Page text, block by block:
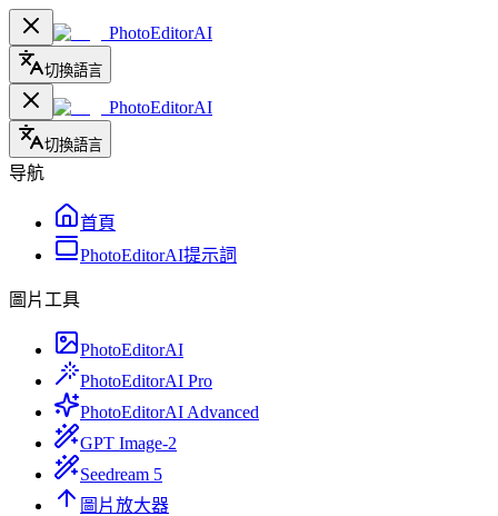
PhotoEditorAI
切換語言
PhotoEditorAI
切換語言
导航
首頁
PhotoEditorAI提示詞
圖片工具
PhotoEditorAI
PhotoEditorAI Pro
PhotoEditorAI Advanced
GPT Image-2
Seedream 5
圖片放大器